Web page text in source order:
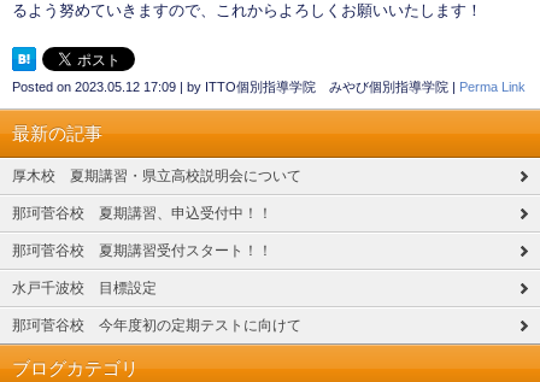
るよう努めていきますので、これからよろしくお願いいたします！
Posted on 2023.05.12 17:09 | by ITTO個別指導学院 みやび個別指導学院 | Perma Link
最新の記事
厚木校 夏期講習・県立高校説明会について
那珂菅谷校 夏期講習、申込受付中！！
那珂菅谷校 夏期講習受付スタート！！
水戸千波校 目標設定
那珂菅谷校 今年度初の定期テストに向けて
ブログカテゴリ